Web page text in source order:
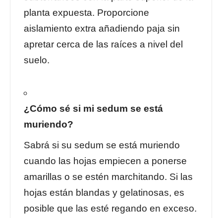
planta expuesta. Proporcione
aislamiento extra añadiendo paja sin
apretar cerca de las raíces a nivel del
suelo.
¿Cómo sé si mi sedum se está
muriendo?
Sabrá si su sedum se está muriendo
cuando las hojas empiecen a ponerse
amarillas o se estén marchitando. Si las
hojas están blandas y gelatinosas, es
posible que las esté regando en exceso.